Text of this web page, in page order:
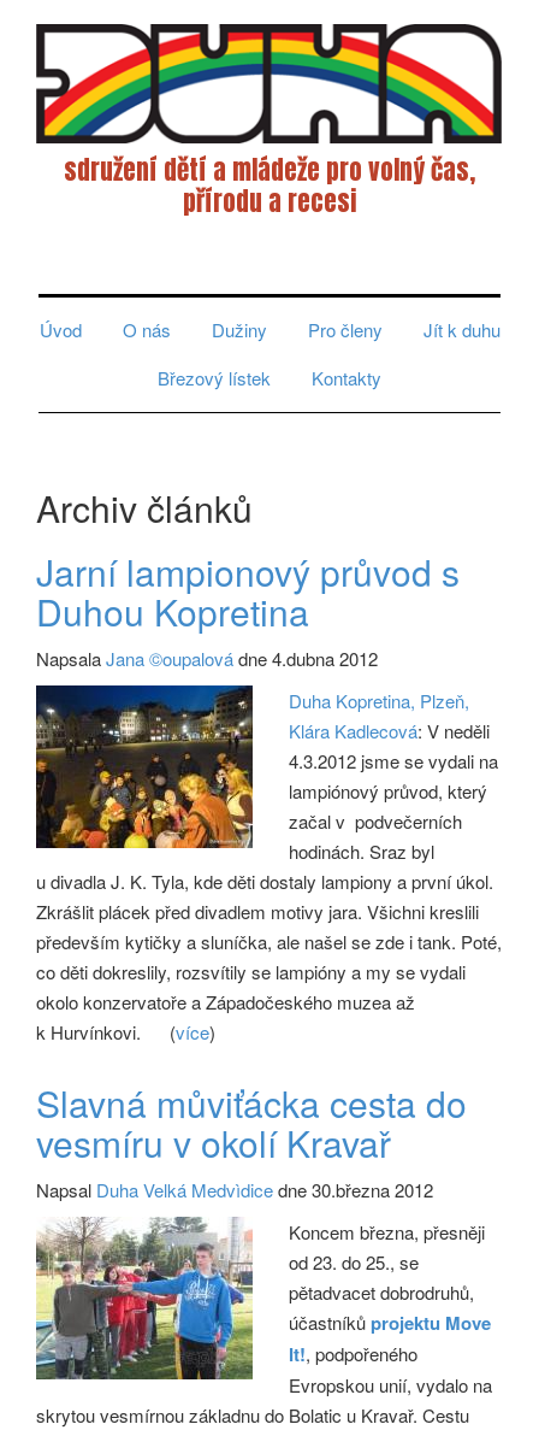
sdružení dětí a mládeže pro volný čas,
přírodu a recesi
Úvod
O nás Dužiny Pro členy
Jít k duhu
Březový lístek
Kontakty
Archiv článků
Jarní lampionový průvod s
Duhou Kopretina
NapsalaJana ©oupalovádne 4.dubna 2012
Duha Kopretina, Plzeň,
Klára Kadlecová: V neděli
4.3.2012 jsme se vydali na
lampiónový průvod, který
začal v podvečerních
hodinách. Sraz byl
u divadla J. K. Tyla, kde děti dostaly lampiony a první úkol.
Zkrášlit plácek před divadlem motivy jara. Všichni kreslili
především kytičky a sluníčka, ale našel se zde i tank. Poté,
co děti dokreslily, rozsvítily se lampióny a my se vydali
okolo konzervatoře a Západočeského muzea až
k Hurvínkovi.
(více)
Slavná můviťácka cesta do
vesmíru v okolí Kravař
Napsal Duha Velká Medvìdicedne 30.března 2012
Koncem března, přesněji
od 23. do 25., se
pětadvacet dobrodruhů,
účastníkůprojektu Move
It!, podpořeného
Evropskou unií, vydalo na
skrytou vesmírnou základnu do Bolatic u Kravař. Cestu